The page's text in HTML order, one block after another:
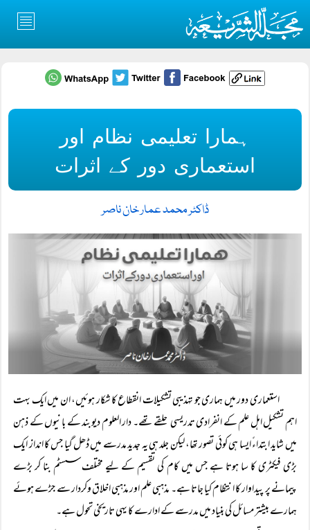
ہمارا تعلیمی نظام اور
استعماری دور کے اثرات
ڈاکٹر محمد عمار خان ناصر
استعماری دور میں ہماری جو تہذیبی تشکیلات انقطاع کا شکار ہوئیں، ان میں ایک بہت
اہم تشکیل اہل علم کے انفرادی تدریسی حلقے تھے۔ دار العلوم دیوبند کے بانیوں کے ذہن
میں شاید ابتداءً‌ ایسا ہی کوئی تصور تھا، لیکن جلد ہی یہ جدید مدرسے میں ڈھل گیا جس کا انداز ایک
بڑی فیکٹری کا سا ہوتا ہے جس میں کام کی تقسیم کے لیے مختلف سسٹم بنا کر بڑے
پیمانے پر پیداوار کا انتظام کیا جاتا ہے۔ مذہبی علم اور مذہبی اخلاق وکردار سے جڑے ہوئے
ہمارے بیشتر مسائل کی بنیاد میں مدرسے کے ادارے کا یہی تاریخی تحول ہے۔